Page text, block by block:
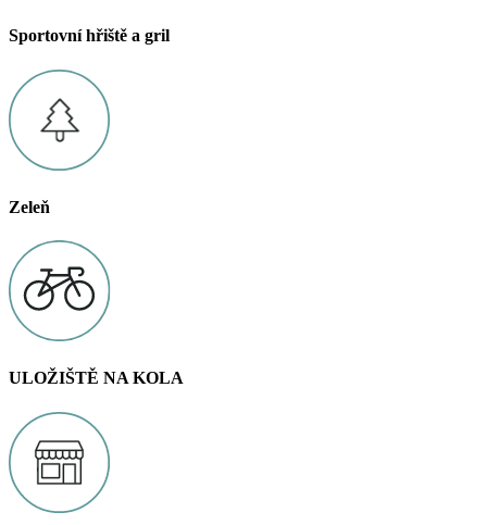
Sportovní hřiště a gril
Zeleň
ULOŽIŠTĚ NA KOLA